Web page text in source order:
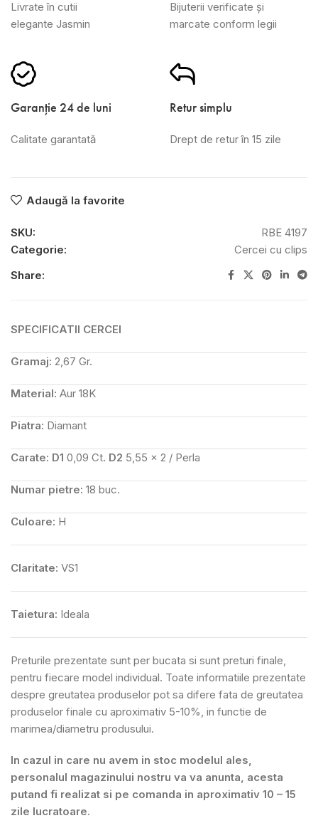
Livrate în cutii
elegante Jasmin
Bijuterii verificate și
marcate conform legii
Garanție 24 de luni
Calitate garantată
Retur simplu
Drept de retur în 15 zile
Adaugă la favorite
SKU:
RBE 4197
Categorie:
Cercei cu clips
Share:
SPECIFICATII CERCEI
Gramaj: 2,67 Gr.
Material: Aur 18K
Piatra: Diamant
Carate: D1 0,09 Ct. D2 5,55 x 2 / Perla
Numar pietre: 18 buc.
Culoare: H
Claritate: VS1
Taietura: Ideala
Preturile prezentate sunt per bucata si sunt preturi finale,
pentru fiecare model individual. Toate informatiile prezentate
despre greutatea produselor pot sa difere fata de greutatea
produselor finale cu aproximativ 5-10%, in functie de
marimea/diametru produsului.
In cazul in care nu avem in stoc modelul ales,
personalul magazinului nostru va va anunta, acesta
putand fi realizat si pe comanda in aproximativ 10 – 15
zile lucratoare.